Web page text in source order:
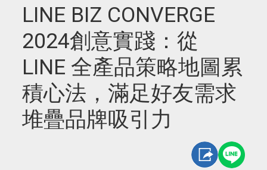
LINE BIZ CONVERGE
2024創意實踐：從
LINE 全產品策略地圖累
積心法，滿足好友需求
堆疊品牌吸引力